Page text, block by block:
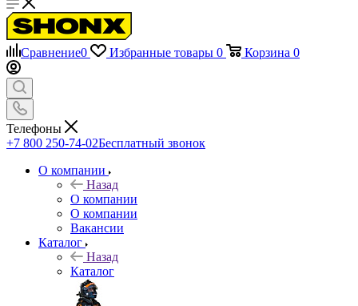
Сравнение0 Избранные товары 0 Корзина 0
Телефоны
+7 800 250-74-02Бесплатный звонок
О компании
Назад
О компании
О компании
Вакансии
Каталог
Назад
Каталог